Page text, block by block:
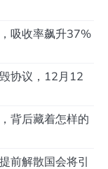
吸收率飙升37%
协议，12月12
背后藏着怎样的
前解散国会将引